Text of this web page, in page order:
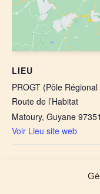
LIEU
PROGT (Pôle
Route de l’Habitat
Matoury, Guyane 97351
Voir Lieu site web
: